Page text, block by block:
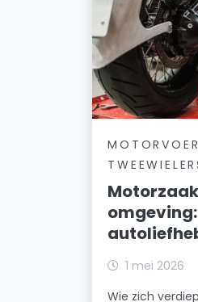
1 mei 2026
Wie zich